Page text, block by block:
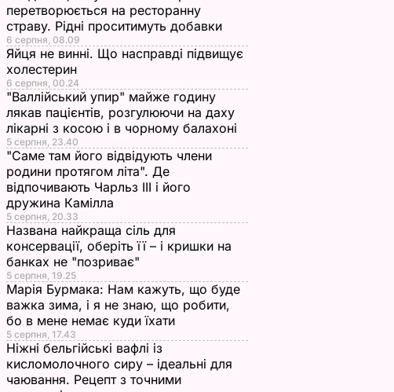
перетворюється на ресторанну
страву. Рідні проситимуть добавки
6 серпня, 08.09
Яйця не винні. Що насправді підвищує
холестерин
6 серпня, 00.24
"Валлійський упир" майже годину
лякав пацієнтів, розгулюючи на даху
лікарні з косою і в чорному балахоні
5 серпня, 23.40
"Саме там його відвідують члени
родини протягом літа". Де
відпочивають Чарльз III і його
дружина Камілла
5 серпня, 20.33
Названа найкраща сіль для
консервації, оберіть її – і кришки на
банках не "позриває"
5 серпня, 19.25
Марія Бурмака: Нам кажуть, що буде
важка зима, і я не знаю, що робити,
бо в мене немає куди їхати
5 серпня, 17.43
Ніжні бельгійські вафлі із
кисломолочного сиру – ідеальні для
чаювання. Рецепт з точними